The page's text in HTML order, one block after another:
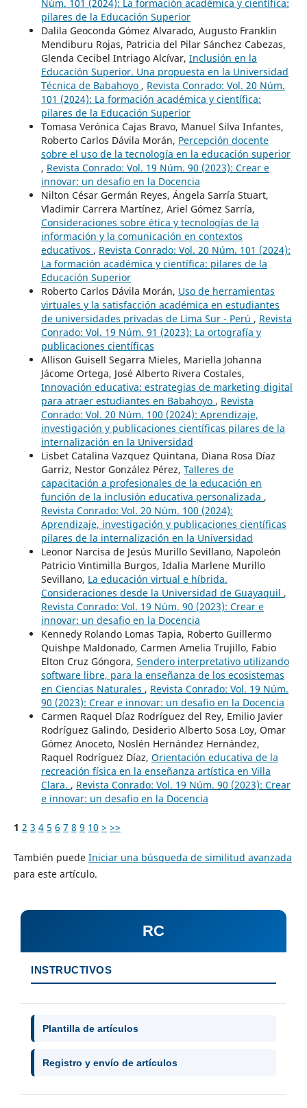
Núm. 101 (2024): La formación académica y científica:
pilares de la Educación Superior
Dalila Geoconda Gómez Alvarado, Augusto Franklin
Mendiburu Rojas, Patricia del Pilar Sánchez Cabezas,
Glenda Cecibel Intriago Alcívar, Inclusión en la
Educación Superior. Una propuesta en la Universidad
Técnica de Babahoyo , Revista Conrado: Vol. 20 Núm.
101 (2024): La formación académica y científica:
pilares de la Educación Superior
Tomasa Verónica Cajas Bravo, Manuel Silva Infantes,
Roberto Carlos Dávila Morán, Percepción docente
sobre el uso de la tecnología en la educación superior
, Revista Conrado: Vol. 19 Núm. 90 (2023): Crear e
innovar: un desafio en la Docencia
Nilton César Germán Reyes, Ángela Sarría Stuart,
Vladimir Carrera Martínez, Ariel Gómez Sarría,
Consideraciones sobre ética y tecnologías de la
información y la comunicación en contextos
educativos , Revista Conrado: Vol. 20 Núm. 101 (2024):
La formación académica y científica: pilares de la
Educación Superior
Roberto Carlos Dávila Morán, Uso de herramientas
virtuales y la satisfacción académica en estudiantes
de universidades privadas de Lima Sur - Perú , Revista
Conrado: Vol. 19 Núm. 91 (2023): La ortografía y
publicaciones científicas
Allison Guisell Segarra Mieles, Mariella Johanna
Jácome Ortega, José Alberto Rivera Costales,
Innovación educativa: estrategias de marketing digital
para atraer estudiantes en Babahoyo , Revista
Conrado: Vol. 20 Núm. 100 (2024): Aprendizaje,
investigación y publicaciones científicas pilares de la
internalización en la Universidad
Lisbet Catalina Vazquez Quintana, Diana Rosa Díaz
Garriz, Nestor González Pérez, Talleres de
capacitación a profesionales de la educación en
función de la inclusión educativa personalizada ,
Revista Conrado: Vol. 20 Núm. 100 (2024):
Aprendizaje, investigación y publicaciones científicas
pilares de la internalización en la Universidad
Leonor Narcisa de Jesús Murillo Sevillano, Napoleón
Patricio Vintimilla Burgos, Idalia Marlene Murillo
Sevillano, La educación virtual e híbrida.
Consideraciones desde la Universidad de Guayaquil ,
Revista Conrado: Vol. 19 Núm. 90 (2023): Crear e
innovar: un desafio en la Docencia
Kennedy Rolando Lomas Tapia, Roberto Guillermo
Quishpe Maldonado, Carmen Amelia Trujillo, Fabio
Elton Cruz Góngora, Sendero interpretativo utilizando
software libre, para la enseñanza de los ecosistemas
en Ciencias Naturales , Revista Conrado: Vol. 19 Núm.
90 (2023): Crear e innovar: un desafio en la Docencia
Carmen Raquel Díaz Rodríguez del Rey, Emilio Javier
Rodríguez Galindo, Desiderio Alberto Sosa Loy, Omar
Gómez Anoceto, Noslén Hernández Hernández,
Raquel Rodríguez Díaz, Orientación educativa de la
recreación física en la enseñanza artística en Villa
Clara. , Revista Conrado: Vol. 19 Núm. 90 (2023): Crear
e innovar: un desafio en la Docencia
1 2 3 4 5 6 7 8 9 10 > >>
También puede Iniciar una búsqueda de similitud avanzada
para este artículo.
RC
INSTRUCTIVOS
Plantilla de artículos
Registro y envío de artículos